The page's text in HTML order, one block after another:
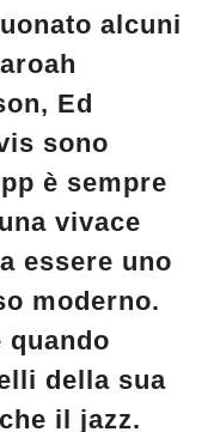
alcuni
Ed
sono
è sempre
vivace
essere uno
moderno.
quando
della sua
il jazz.